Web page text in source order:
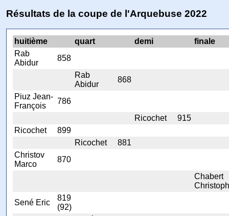
Résultats de la coupe de l'Arquebuse 2022
huitième quart demi
finale
Rab
Abidur
858
Rab
Abidur
868
Piuz Jean-
François
786
Ricochet
915
Ricochet
899
Ricochet
881
Christov
Marco
870
Chabert
Sené Eric
819
(92)